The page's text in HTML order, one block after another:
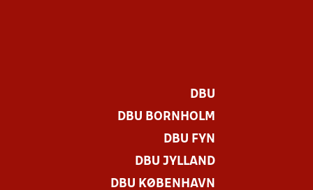
DBU
DBU BORNHOLM
DBU FYN
DBU JYLLAND
DBU KØBENHAVN